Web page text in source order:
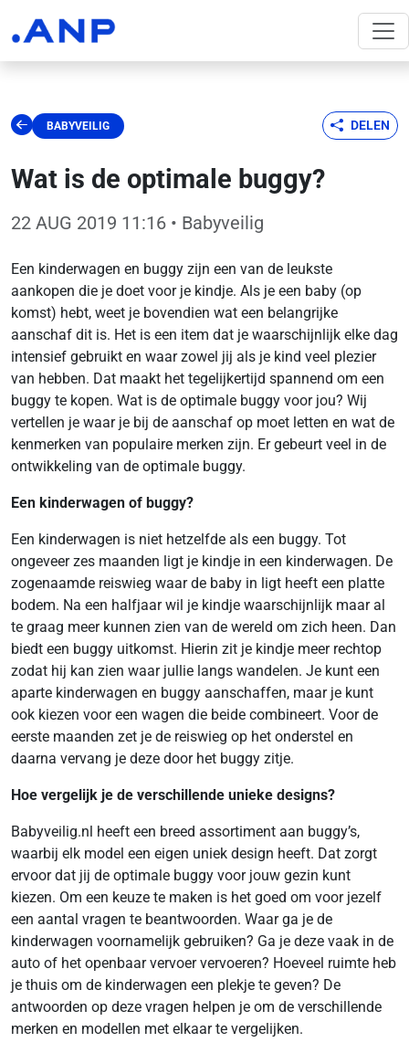
BABYVEILIG DELEN
Wat is de optimale buggy?
22 AUG 2019 11:16 • Babyveilig
Een kinderwagen en buggy zijn een van de leukste
aankopen die je doet voor je kindje. Als je een baby (op
komst) hebt, weet je bovendien wat een belangrijke
aanschaf dit is. Het is een item dat je waarschijnlijk elke dag
intensief gebruikt en waar zowel jij als je kind veel plezier
van hebben. Dat maakt het tegelijkertijd spannend om een
buggy te kopen. Wat is de optimale buggy voor jou? Wij
vertellen je waar je bij de aanschaf op moet letten en wat de
kenmerken van populaire merken zijn. Er gebeurt veel in de
ontwikkeling van de optimale buggy.
Een kinderwagen of buggy?
Een kinderwagen is niet hetzelfde als een buggy. Tot
ongeveer zes maanden ligt je kindje in een kinderwagen. De
zogenaamde reiswieg waar de baby in ligt heeft een platte
bodem. Na een halfjaar wil je kindje waarschijnlijk maar al
te graag meer kunnen zien van de wereld om zich heen. Dan
biedt een buggy uitkomst. Hierin zit je kindje meer rechtop
zodat hij kan zien waar jullie langs wandelen. Je kunt een
aparte kinderwagen en buggy aanschaffen, maar je kunt
ook kiezen voor een wagen die beide combineert. Voor de
eerste maanden zet je de reiswieg op het onderstel en
daarna vervang je deze door het buggy zitje.
Hoe vergelijk je de verschillende unieke designs?
Babyveilig.nl heeft een breed assortiment aan buggy’s,
waarbij elk model een eigen uniek design heeft. Dat zorgt
ervoor dat jij de optimale buggy voor jouw gezin kunt
kiezen. Om een keuze te maken is het goed om voor jezelf
een aantal vragen te beantwoorden. Waar ga je de
kinderwagen voornamelijk gebruiken? Ga je deze vaak in de
auto of het openbaar vervoer vervoeren? Hoeveel ruimte heb
je thuis om de kinderwagen een plekje te geven? De
antwoorden op deze vragen helpen je om de verschillende
merken en modellen met elkaar te vergelijken.